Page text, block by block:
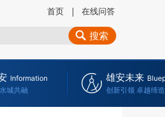
首页 在线问答
搜索
Information
城共融
雄安未来
创新引领 卓越缔造